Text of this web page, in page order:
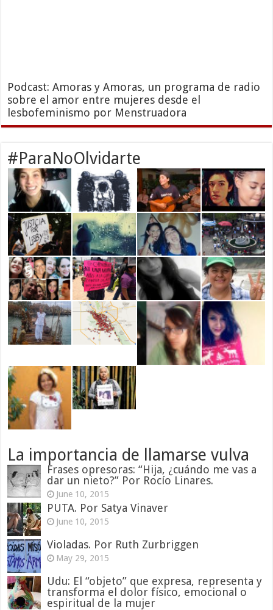
Podcast: Amoras y Amoras, un programa de radio
sobre el amor entre mujeres desde el
lesbofeminismo por Menstruadora
#ParaNoOlvidarte
La importancia de llamarse vulva
Frases opresoras: “Hija, ¿cuándo me vas a
dar un nieto?” Por Rocío Linares.
June 10, 2015
PUTA. Por Satya Vinaver
June 10, 2015
Violadas. Por Ruth Zurbriggen
May 29, 2015
Udu: El “objeto” que expresa, representa y
transforma el dolor físico, emocional o
espiritual de la mujer